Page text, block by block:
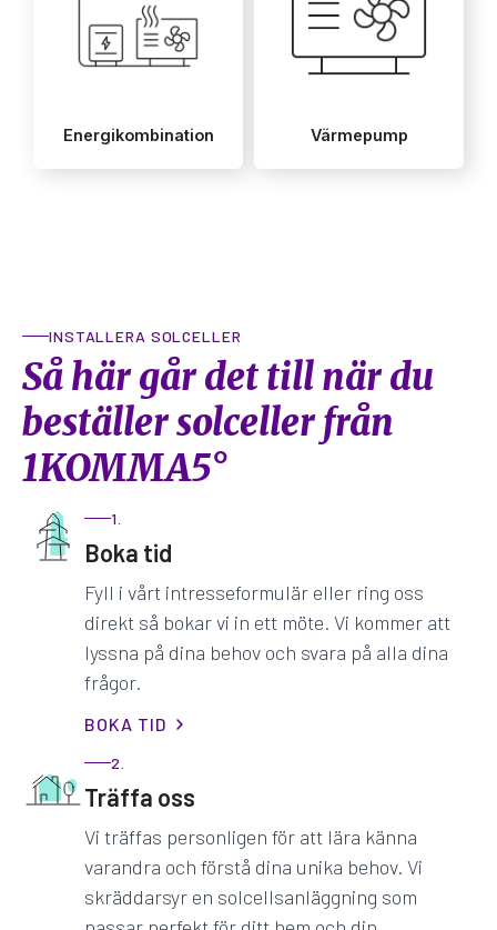
INSTALLERA SOLCELLER
Så här går det till när du
beställer solceller från
1KOMMA5°
1.
Boka tid
Fyll i vårt intresseformulär eller ring oss
direkt så bokar vi in ett möte. Vi kommer att
lyssna på dina behov och svara på alla dina
frågor.
BOKA TID
2.
Träffa oss
Vi träffas personligen för att lära känna
varandra och förstå dina unika behov. Vi
skräddarsyr en solcellsanläggning som